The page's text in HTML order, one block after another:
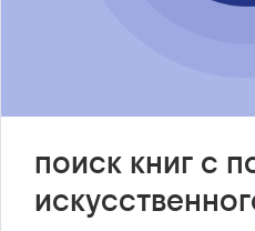
поиск книг с